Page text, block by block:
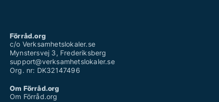
Förråd.org
c/o Verksamhetslokaler.se
Mynstersvej 3, Frederiksberg
support@verksamhetslokaler.se
Org. nr: DK32147496
Om Förråd.org
Om Förråd.org